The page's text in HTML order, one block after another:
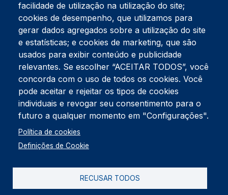
Tel:234 390 100Fax:234 390 100
Endereço Postal
Apartado 42
Rua Gil Eanes 31
3834-908 Gafanha da Nazaré
Estúdios
Rua Prior Guerra
Edifício do Centro Cultural da Gafanha da Nazaré
3830-556 Gafanha da Nazaré
Rodapé
Cookies
Política de Privacidade
facilidade de utilização na utilização do site;
cookies de desempenho, que utilizamos para
gerar dados agregados sobre a utilização do site
e estatísticas; e cookies de marketing, que são
usados para exibir conteúdo e publicidade
relevantes. Se escolher “ACEITAR TODOS”, você
concorda com o uso de todos os cookies. Você
pode aceitar e rejeitar os tipos de cookies
individuais e revogar seu consentimento para o
futuro a qualquer momento em "Configurações".
Política de cookies
Definições de Cookie
RECUSAR TODOS